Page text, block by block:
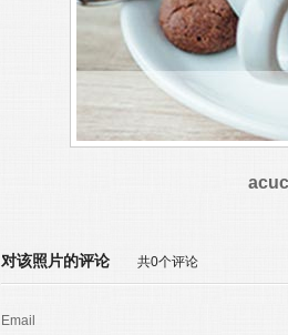
对该照片的评论 共0个评论
Email